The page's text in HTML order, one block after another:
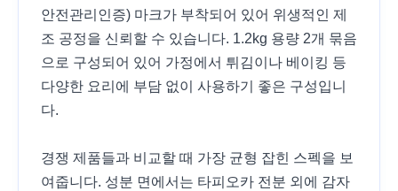
안전관리인증) 마크가 부착되어 있어 위생적인 제
조 공정을 신뢰할 수 있습니다. 1.2kg 용량 2개 묶음
으로 구성되어 있어 가정에서 튀김이나 베이킹 등
다양한 요리에 부담 없이 사용하기 좋은 구성입니
다.
경쟁 제품들과 비교할 때 가장 균형 잡힌 스펙을 보
여줍니다. 성분 면에서는 타피오카 전분 외에 감자